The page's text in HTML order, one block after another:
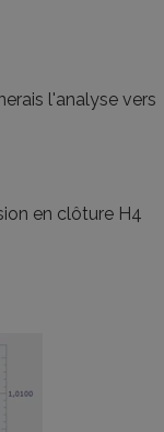
l'analyse vers
en clôture H4